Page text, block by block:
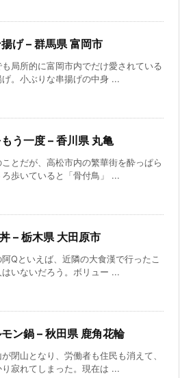
げ – 群馬県 富岡市
局所的に富岡市内でだけ愛されている
げ。小ぶりな串揚げの中身 ...
う一度 – 香川県 丸亀
とだが、高松市内の繁華街を酔っぱら
ろ歩いていると「骨付鳥」 ...
– 栃木県 大田原市
Qといえば、近隣の大食漢で行ったこ
はいないだろう。ボリュー ...
ン鍋 – 秋田県 鹿角花輪
閉山となり、労働者も住民も消えて、
寂れてしまった。現在は ...